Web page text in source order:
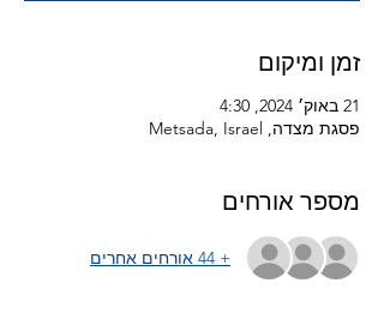
זמן ומיקום
21 באוק׳ 2024, 4:30
פסגת מצדה, Metsada, Israel
מספר אורחים
+ 44 אורחים אחרים